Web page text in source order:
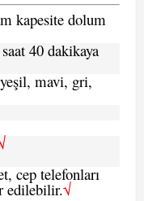
kapesite dolum
40 dakikaya
yeşil, mavi, gri,
cep telefonları
edilebilir.√